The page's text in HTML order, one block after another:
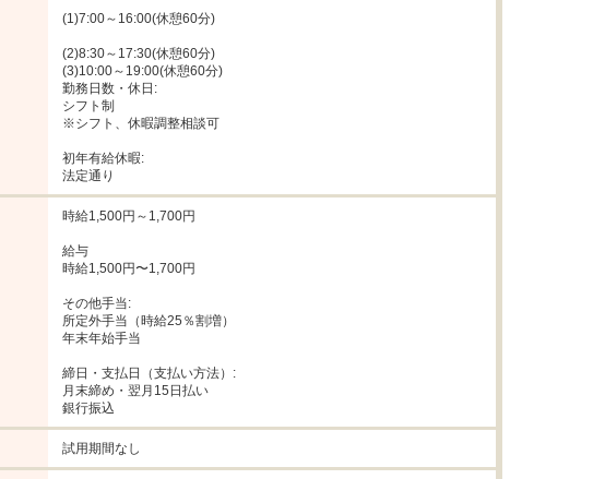
(1)7:00～16:00(休憩60分)
(2)8:30～17:30(休憩60分)
(3)10:00～19:00(休憩60分)
勤務日数・休日:
シフト制
※シフト、休暇調整相談可
初年有給休暇:
法定通り
時給1,500円～1,700円
給与
時給1,500円〜1,700円
その他手当:
所定外手当（時給25％割増）
年末年始手当
締日・支払日（支払い方法）:
月末締め・翌月15日払い
銀行振込
試用期間なし